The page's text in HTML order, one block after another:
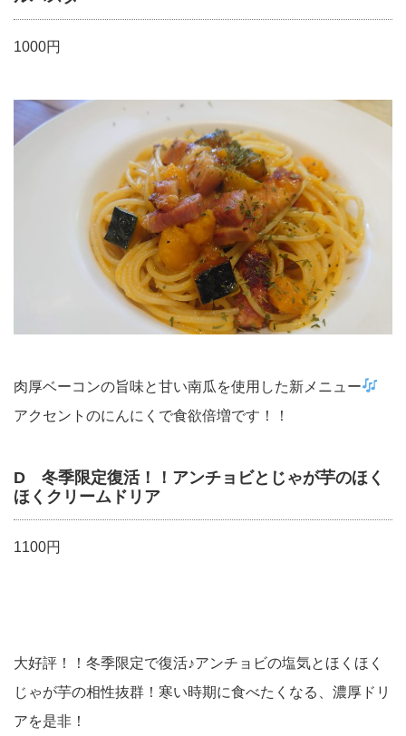
1000円
肉厚ベーコンの旨味と甘い南瓜を使用した新メニュー
アクセントのにんにくで食欲倍増です！！
D 冬季限定復活！！アンチョビとじゃが芋のほく
ほくクリームドリア
1100円
大好評！！冬季限定で復活♪アンチョビの塩気とほくほく
じゃが芋の相性抜群！寒い時期に食べたくなる、濃厚ドリ
アを是非！